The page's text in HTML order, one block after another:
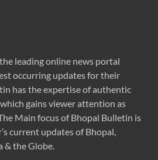
leading online news portal
occurring updates for their
has the expertise of authentic
gains viewer attention as
Main focus of Bhopal Bulletin is
current updates of Bhopal,
& the Globe.